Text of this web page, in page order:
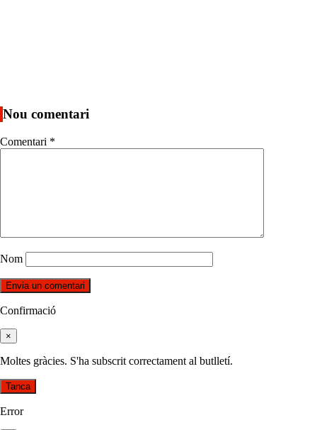
Nou comentari
Comentari *
Nom
Confirmació
×
Moltes gràcies. S'ha subscrit correctament al butlletí.
Tanca
Error